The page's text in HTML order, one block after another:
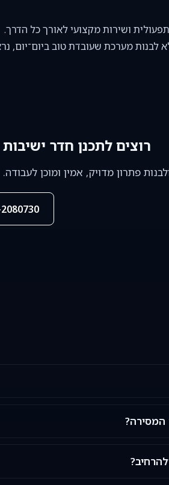
ושירות מקצועי לאורך כל הדרך.
מערכת שעובדת טוב ביום־יום,
רוצים לתכנן חדר
פתרון מדויק, אמין ומוכן לעבודה.